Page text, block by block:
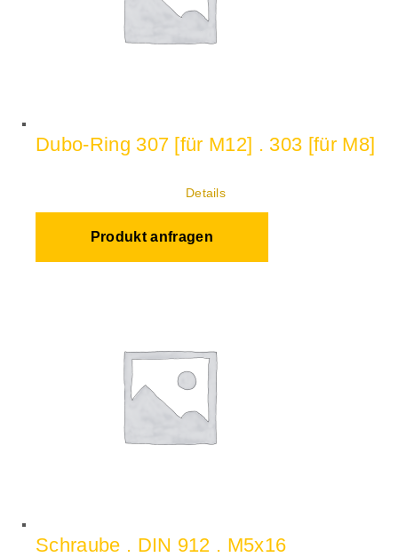
Dubo-Ring 307 [für M12] . 303 [für M8]
Details
Produkt anfragen
Schraube . DIN 912 . M5x16